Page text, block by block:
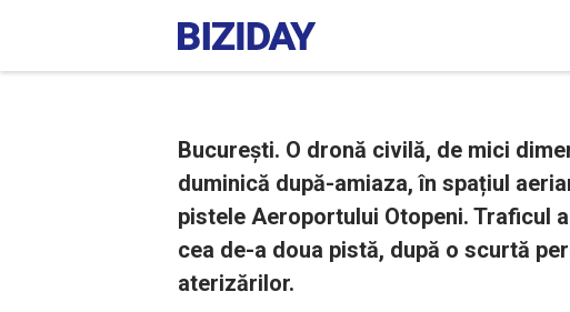
București. O dronă civilă, de mici
duminică după-amiaza, în spațiul
pistele Aeroportului Otopeni. Traficul
cea de-a doua pistă, după o scurtă
aterizărilor.